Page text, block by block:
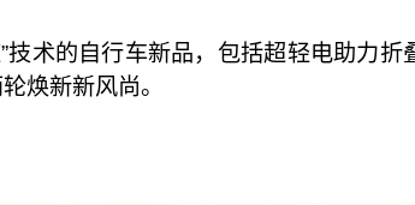
术的自行车新品，包括超轻电助力折
焕新新风尚。